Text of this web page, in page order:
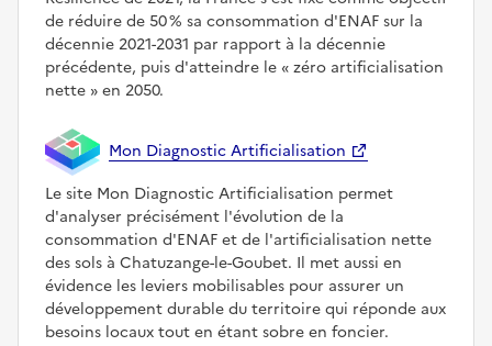
de réduire de 50 % sa consommation d'ENAF sur la
décennie 2021-2031 par rapport à la décennie
précédente, puis d'atteindre le
zéro artificialisation
nette
en 2050.
Mon Diagnostic Artificialisation
Le site Mon Diagnostic Artificialisation permet
d'analyser précisément l'évolution de la
consommation d'ENAF et de l'artificialisation nette
des sols à Chatuzange-le-Goubet. Il met aussi en
évidence les leviers mobilisables pour assurer un
développement durable du territoire qui réponde aux
besoins locaux tout en étant sobre en foncier.